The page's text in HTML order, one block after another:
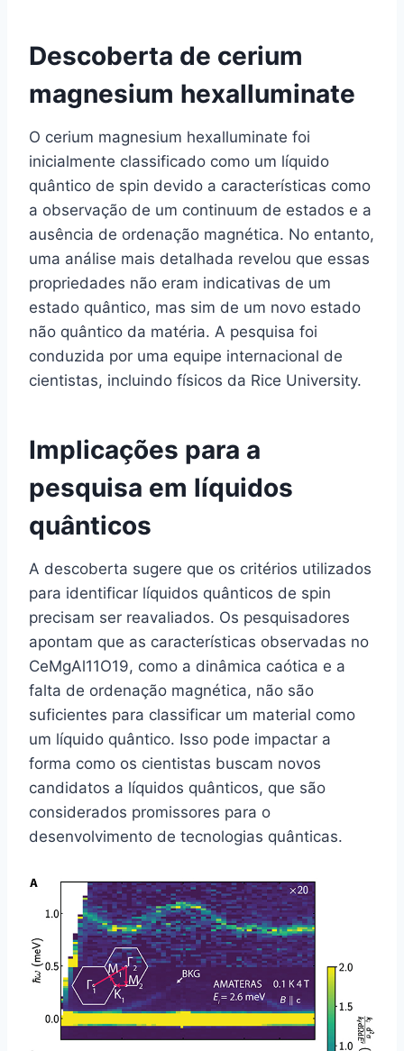
Descoberta de cerium
magnesium hexalluminate
O cerium magnesium hexalluminate foi
inicialmente classificado como um líquido
quântico de spin devido a características como
a observação de um continuum de estados e a
ausência de ordenação magnética. No entanto,
uma análise mais detalhada revelou que essas
propriedades não eram indicativas de um
estado quântico, mas sim de um novo estado
não quântico da matéria. A pesquisa foi
conduzida por uma equipe internacional de
cientistas, incluindo físicos da Rice University.
Implicações para a
pesquisa em líquidos
quânticos
A descoberta sugere que os critérios utilizados
para identificar líquidos quânticos de spin
precisam ser reavaliados. Os pesquisadores
apontam que as características observadas no
CeMgAl11O19, como a dinâmica caótica e a
falta de ordenação magnética, não são
suficientes para classificar um material como
um líquido quântico. Isso pode impactar a
forma como os cientistas buscam novos
candidatos a líquidos quânticos, que são
considerados promissores para o
desenvolvimento de tecnologias quânticas.